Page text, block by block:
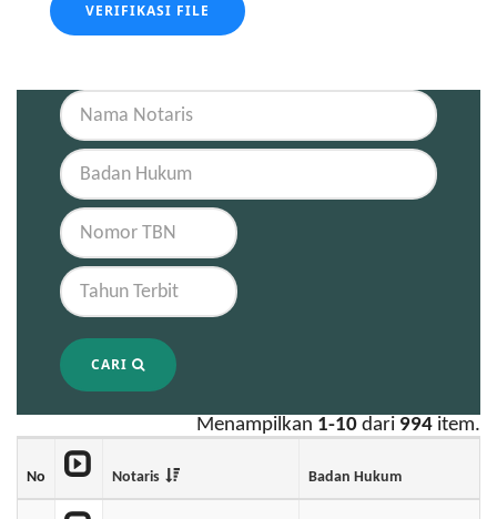
VERIFIKASI FILE
CARI
Menampilkan 1-10 dari 994 item.
No Notaris Badan Hukum